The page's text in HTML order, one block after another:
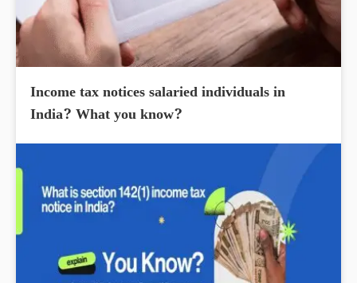
Income tax notices salaried individuals in
India? What you know?